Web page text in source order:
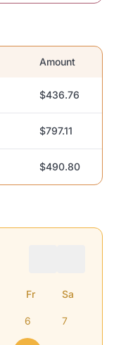
Amount
$436.76
$797.11
$490.80
Fr Sa
6 7